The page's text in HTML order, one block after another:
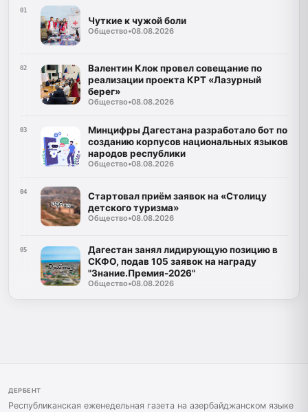
01
Чуткие к чужой боли
Общество•08.08.2026
02
Валентин Клок провел совещание по
реализации проекта КРТ «Лазурный
берег»
Общество•08.08.2026
03
Минцифры Дагестана разработало бот по
созданию корпусов национальных языков
народов республики
Общество•08.08.2026
04
Стартовал приём заявок на «Столицу
детского туризма»
Общество•08.08.2026
05
Дагестан занял лидирующую позицию в
СКФО, подав 105 заявок на награду
"Знание.Премия-2026"
Общество•08.08.2026
ДЕРБЕНТ
Республиканская еженедельная газета на азербайджанском языке